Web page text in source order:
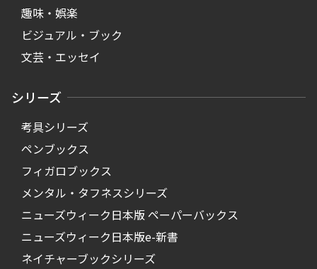
趣味・娯楽
ビジュアル・ブック
文芸・エッセイ
シリーズ
考具シリーズ
ペンブックス
フィガロブックス
メンタル・タフネスシリーズ
ニューズウィーク日本版 ペーパーバックス
ニューズウィーク日本版e-新書
ネイチャーブックシリーズ